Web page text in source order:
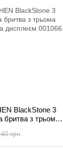
BlackStone 3
бритва з трьома
грн